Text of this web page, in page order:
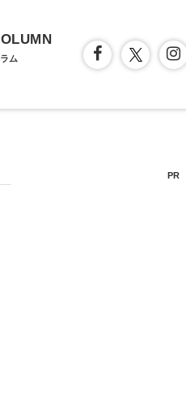
ム
PR